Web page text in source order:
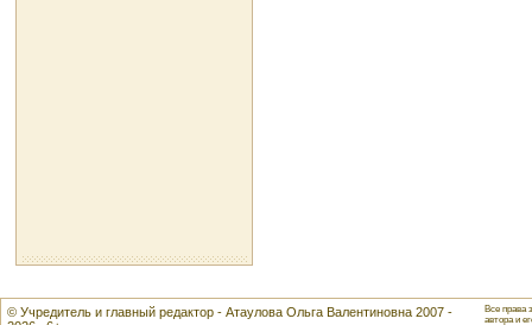
© Учредитель и главный редактор - Атаулова Ольга Валентиновна 2007 -
Все права
автора и